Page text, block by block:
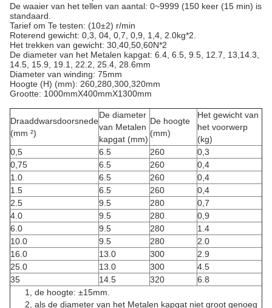
De waaier van het tellen van aantal: 0~9999 (150 keer (15 min) is
standaard.
Tarief om Te testen: (10±2) r/min
Roterend gewicht: 0,3, 04, 0,7, 0,9, 1,4, 2.0kg*2.
Het trekken van gewicht: 30,40,50,60N*2
De diameter van het Metalen kapgat: 6.4, 6.5, 9.5, 12.7, 13,14.3,
14.5, 15.9, 19.1, 22.2, 25.4, 28.6mm
Diameter van winding: 75mm
Hoogte (H) (mm): 260,280,300,320mm
Grootte: 1000mmX400mmX1300mm
Draaddwarsdoorsnede
(mm ²)
De diameter
van Metalen
kapgat (mm)
De hoogte
(mm)
Het gewicht van
het voorwerp
(kg)
0,5
6.5 260
0,3
0,75
6.5 260
0,4
1.0
6.5 260
0,4
1.5
6.5 260
0,4
2.5
9.5 280
0,7
4.0
9.5 280
0,9
6.0
9.5 280
1.4
10.0
9.5 280
2.0
16.0
13.0 300
2.9
25.0
13.0 300
4.5
35
14.5 320
6.8
1, de hoogte: ±15mm.
2, als de diameter van het Metalen kapgat niet groot genoeg